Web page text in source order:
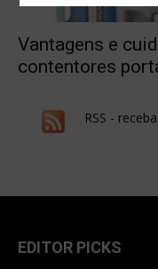
Vantagens e
contentores
RSS -
EDITOR PICKS